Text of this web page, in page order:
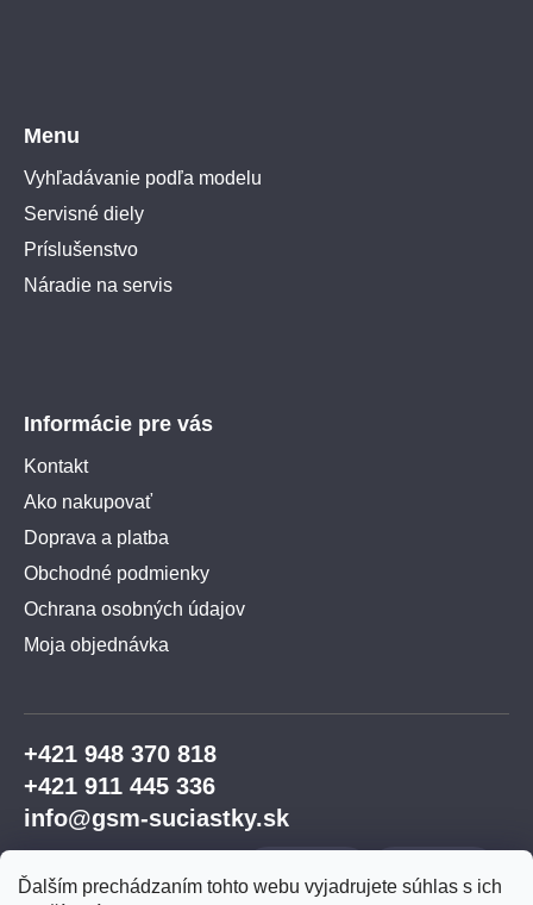
Ďalším prechádzaním tohto webu vyjadrujete súhlas s ich
Menu
Vyhľadávanie podľa modelu
Servisné diely
Príslušenstvo
Náradie na servis
Informácie pre vás
Kontakt
Ako nakupovať
Doprava a platba
Obchodné podmienky
Ochrana osobných údajov
Moja objednávka
+421 948 370 818
+421 911 445 336
info@gsm-suciastky.sk